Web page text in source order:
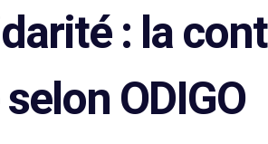
: la
ODIGO